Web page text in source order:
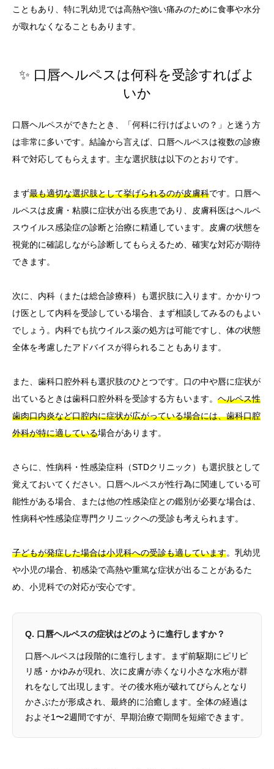
こともあり、特に乳幼児では高熱や強い痛みのために食事や水分
が取れなくなることもあります。
✨ 口唇ヘルペスは何科を受診すればよ
いか
口唇ヘルペスができたとき、「何科に行けばよいの？」と迷う方
は非常に多いです。結論から言えば、口唇ヘルペスは複数の診療
科で対応してもらえます。主な選択肢は以下のとおりです。
まず最も適切な選択肢として挙げられるのが皮膚科です。口唇ヘ
ルペスは皮膚・粘膜に症状が出る疾患であり、皮膚科医はヘルペ
スウイルス感染症の診断と治療に精通しています。皮膚の状態を
視覚的に確認しながら診断してもらえるため、確実な対応が期待
できます。
次に、内科（または総合診療科）も選択肢に入ります。かかりつ
け医として内科を受診している場合、まず相談してみるのもよい
でしょう。内科でも抗ウイルス薬の処方は可能ですし、体の状態
全体を考慮したアドバイスが得られることもあります。
また、歯科口腔外科も選択肢のひとつです。口の中や唇に症状が
出ているときは歯科口腔外科を受診する方もいます。 ヘルペス性
歯肉口内炎など口腔内に症状が広がっている場合には、歯科口腔
外科が特に適している場合があります。
さらに、性病科・性感染症科（STDクリニック）も選択肢として
覚えておいてください。口唇ヘルペスが性行為に関連している可
能性がある場合、または他の性感染症との鑑別が必要な場合は、
性病科や性感染症専門クリニックへの受診も考えられます。
子どもが発症した場合は小児科への受診も適しています。乳幼児
や小児の場合、初感染で高熱や重篤な症状が出ることがあるた
め、小児科での対応が安心です。
Q. 口唇ヘルペスの症状はどのように進行しますか？
口唇ヘルペスは段階的に進行します。まず前駆期にピリピ
リ感・かゆみが現れ、次に皮膚が赤くなり小さな水疱が群
れをなして出現します。その後水疱が破れてびらんとなり
かさぶたが形成され、最終的に治癒します。全体の経過は
およそ1〜2週間ですが、早期治療で期間を短縮できます。